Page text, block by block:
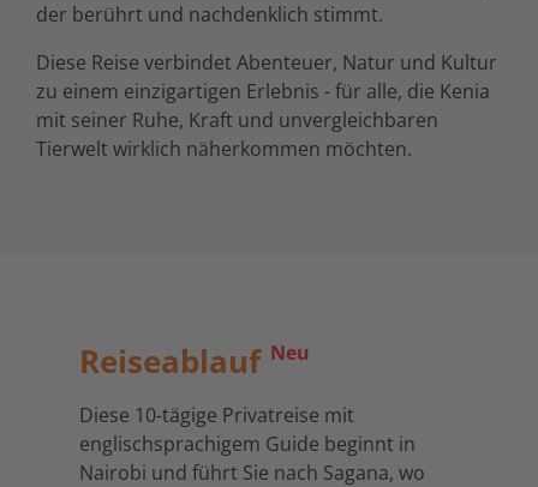
der berührt und nachdenklich stimmt.
Diese Reise verbindet Abenteuer, Natur und Kultur
zu einem einzigartigen Erlebnis - für alle, die Kenia
mit seiner Ruhe, Kraft und unvergleichbaren
Tierwelt wirklich näherkommen möchten.
Reiseablauf Neu
Diese 10-tägige Privatreise mit
englischsprachigem Guide beginnt in
Nairobi und führt Sie nach Sagana, wo